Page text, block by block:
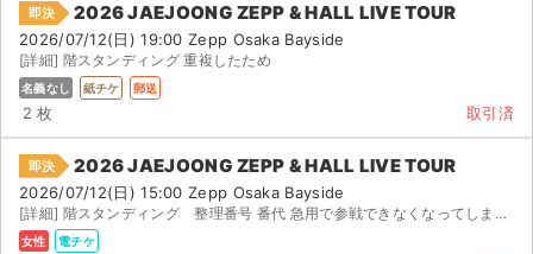
即決 2026 JAEJOONG ZEPP & HALL LIVE TOUR
2026/07/12(日) 19:00 Zepp Osaka Bayside
[詳細] 階スタンディング 重複したため
名義なし 紙チケ 郵送
2 枚 取引済
即決 2026 JAEJOONG ZEPP & HALL LIVE TOUR
2026/07/12(日) 15:00 Zepp Osaka Bayside
[詳細] 階スタンディング 整理番号 番代 急用で参戦できなくなってしまったため出品いたしま...
女性 電チケ